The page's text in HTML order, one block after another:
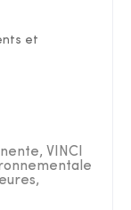
et
VINCI